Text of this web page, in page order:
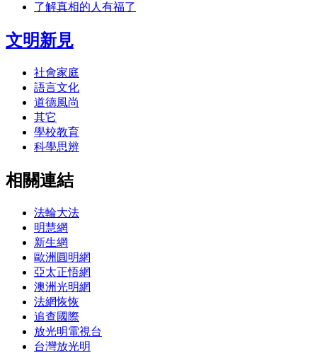
了解真相的人有福了
文明新見
社會家庭
語言文化
道德風尚
其它
學校教育
科學思辨
相關連結
法輪大法
明慧網
新生網
歐洲圓明網
亞太正悟網
澳洲光明網
法網恢恢
追查國際
放光明電視台
台灣放光明